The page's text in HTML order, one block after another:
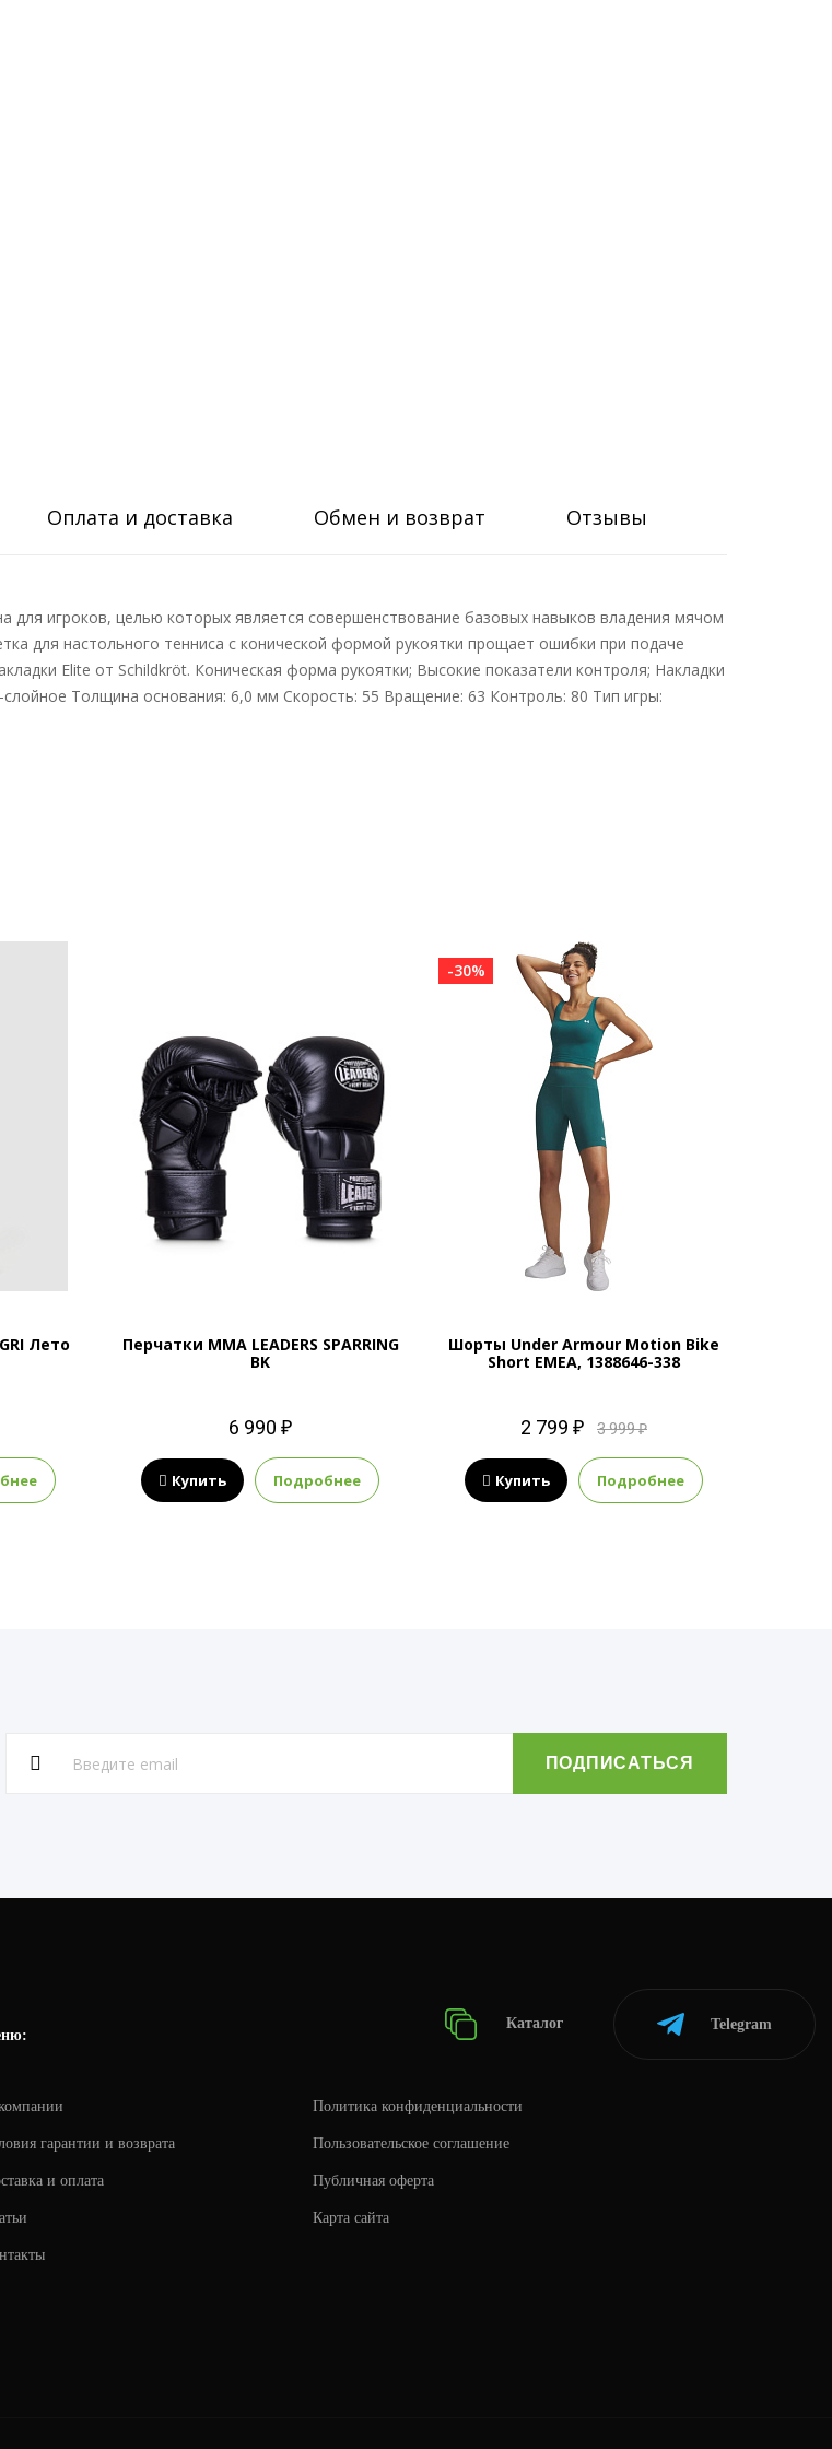
Оплата и доставка Обмен и возврат Отзывы
для игроков, целью которых является совершенствование базовых навыков владения мячом
для настольного тенниса с конической формой рукоятки прощает ошибки при подаче
Elite от Schildkröt. Коническая форма рукоятки; Высокие показатели контроля; Накладки
Толщина основания: 6,0 мм Скорость: 55 Вращение: 63 Контроль: 80 Тип игры:
Лето
Перчатки MMA LEADERS SPARRING
BK
6 990 ₽
Купить Подробнее
-30%
Шорты Under Armour Motion Bike
Short EMEA, 1388646-338
2 799 ₽ 3 999 ₽
Купить Подробнее
Каталог Telegram
гарантии и возврата
и оплата
Политика конфиденциальности
Пользовательское соглашение
Публичная оферта
Карта сайта